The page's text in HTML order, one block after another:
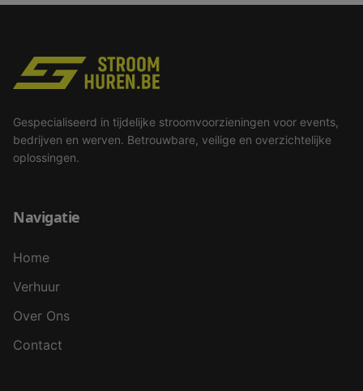
Gespecialiseerd in tijdelijke stroomvoorzieningen voor events,
bedrijven en werven. Betrouwbare, veilige en overzichtelijke
oplossingen.
Navigatie
Home
Verhuur
Over Ons
Contact